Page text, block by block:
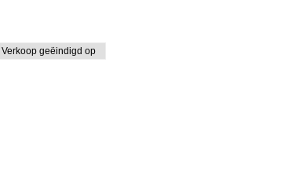
Verkoop geëindigd op